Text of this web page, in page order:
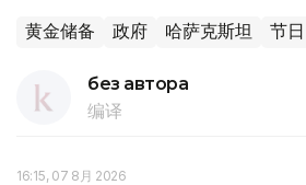
黄金储备 政府 哈萨克斯坦 节日
без автора
编译
16:15, 07 8月 2026